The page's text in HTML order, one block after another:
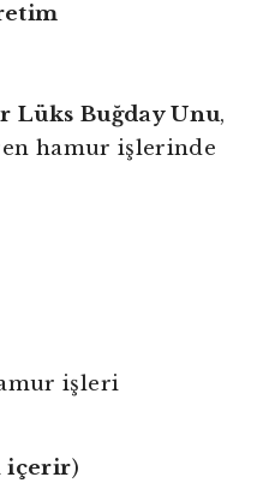
Lüks Buğday Unu,
hamur işlerinde
işleri
içerir)